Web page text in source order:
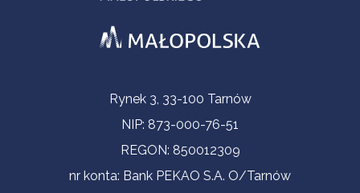
Informacje kontaktoweRynek 3, 33-100 Tarnów
NIP: 873-000-76-51
REGON: 850012309
nr konta: Bank PEKAO S.A. O/Tarnów